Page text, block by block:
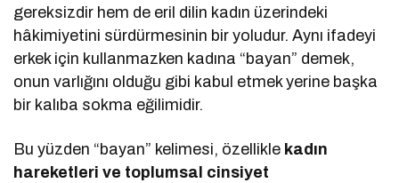
gereksizdir hem de eril dilin kadın üzerindeki
hâkimiyetini sürdürmesinin bir yoludur. Aynı ifadeyi
erkek için kullanmazken kadına “bayan” demek,
onun varlığını olduğu gibi kabul etmek yerine başka
bir kalıba sokma eğilimidir.
Bu yüzden “bayan” kelimesi, özellikle kadın
hareketleri ve toplumsal cinsiyet